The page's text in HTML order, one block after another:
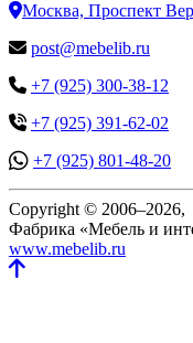
Москва, Проспект
post@mebelib.ru
+7 (925) 300-38-12
+7 (925) 391-62-02
+7 (925) 801-48-20
Copyright © 2006–2026,
Фабрика «Мебель и
www.mebelib.ru